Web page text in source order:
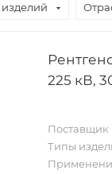
225 кВ,
Поставщик
Типы